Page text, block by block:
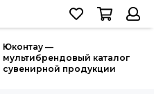
Юконтау —
мультибрендовый каталог
сувенирной продукции